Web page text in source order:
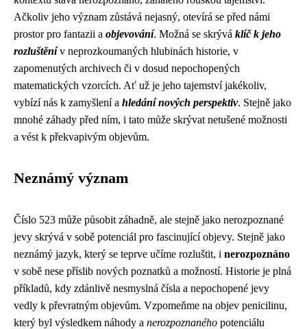
Ačkoliv jeho význam zůstává nejasný, otevírá se před námi
prostor pro fantazii a objevování. Možná se skrývá klíč k jeho
rozluštěnív neprozkoumaných hlubinách historie, v
zapomenutých archivech či v dosud nepochopených
matematických vzorcích. Ať už je jeho tajemství jakékoliv,
vybízí nás k zamyšlení a hledání nových perspektiv. Stejně jako
mnohé záhady před ním, i tato může skrývat netušené možnosti
a vést k překvapivým objevům.
Neznámý význam
Číslo 523 může působit záhadně, ale stejně jako nerozpoznané
jevy skrývá v sobě potenciál pro fascinující objevy. Stejně jako
neznámý jazyk, který se teprve učíme rozluštit, i nerozpoznáno
v sobě nese příslib nových poznatků a možností. Historie je plná
příkladů, kdy zdánlivě nesmyslná čísla a nepochopené jevy
vedly k převratným objevům. Vzpomeňme na objev penicilinu,
který byl výsledkem náhody a nerozpoznaného potenciálu